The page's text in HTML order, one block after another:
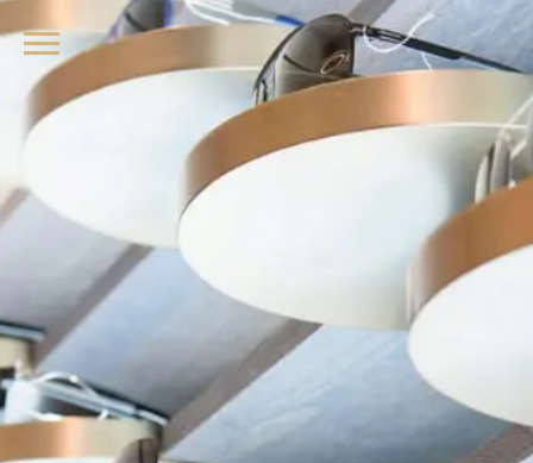
品牌眼鏡、精品墨鏡、名牌太陽眼